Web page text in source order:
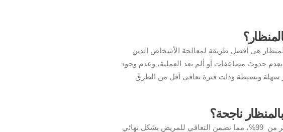
هي أفضل طريقة لمعالجة الأشخاص الذين
بعدم حدوث مضاعفات أو ألم بعد العملية، وعدم وجود
سهلة وبسيطة وذات فترة تعافي أقل من الطرق
ناجحة؟
نعم، حيث تبلغ نسبة نجاح العملية أكثر من 99%، مما نضمن التعافي للمريض بشكل نهائي